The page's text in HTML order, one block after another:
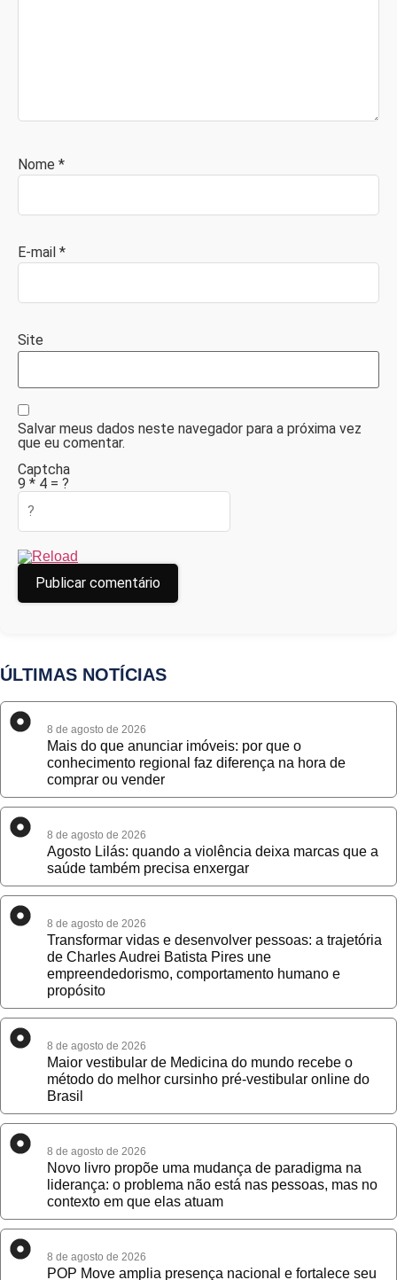
Nome *
E-mail *
Site
Salvar meus dados neste navegador para a próxima vez
que eu comentar.
Captcha
9 * 4 = ?
ÚLTIMAS NOTÍCIAS
8 de agosto de 2026
Mais do que anunciar imóveis: por que o
conhecimento regional faz diferença na hora de
comprar ou vender
8 de agosto de 2026
Agosto Lilás: quando a violência deixa marcas que a
saúde também precisa enxergar
8 de agosto de 2026
Transformar vidas e desenvolver pessoas: a trajetória
de Charles Audrei Batista Pires une
empreendedorismo, comportamento humano e
propósito
8 de agosto de 2026
Maior vestibular de Medicina do mundo recebe o
método do melhor cursinho pré-vestibular online do
Brasil
8 de agosto de 2026
Novo livro propõe uma mudança de paradigma na
liderança: o problema não está nas pessoas, mas no
contexto em que elas atuam
8 de agosto de 2026
POP Move amplia presença nacional e fortalece seu